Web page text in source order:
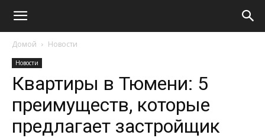
Домой Новости
Новости
Квартиры в Тюмени: 5
преимуществ, которые
предлагает застройщик